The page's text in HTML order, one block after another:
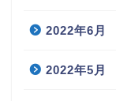
2022年6月
2022年5月